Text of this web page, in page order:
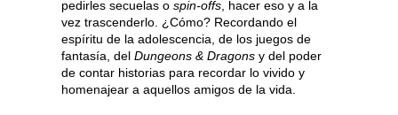
pedirles secuelas o spin-offs , hacer eso y a la
vez trascenderlo. ¿Cómo? Recordando el
espíritu de la adolescencia, de los juegos de
fantasía, del Dungeons & Dragons y del poder
de contar historias para recordar lo vivido y
homenajear a aquellos amigos de la vida.